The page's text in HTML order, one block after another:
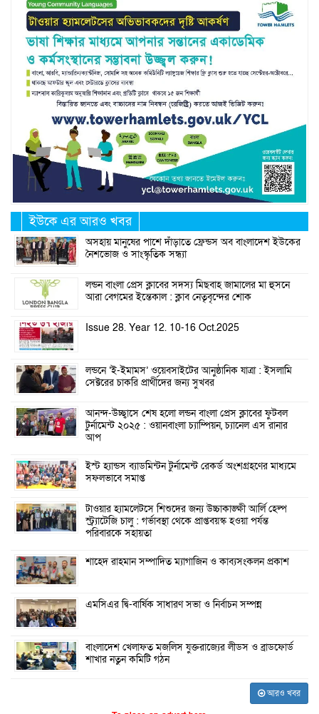
ইউকে এর আরও খবর
অসহায় মানুষের পাশে দাঁড়াতে ফ্রেন্ডস অব বাংলাদেশ ইউকের
নৈশভোজ ও সাংস্কৃতিক সন্ধ্যা
লন্ডন বাংলা প্রেস ক্লাবের সদস্য মিছবাহ জামালের মা হুসনে
আরা বেগমের ইন্তেকাল : ক্লাব নেতৃবৃন্দের শোক
Issue 28. Year 12. 10-16 Oct.2025
লন্ডনে ‘ই-ইমামস’ ওয়েবসাইটের আনুষ্ঠানিক যাত্রা : ইসলামি
সেক্টরের চাকরি প্রার্থীদের জন্য সুখবর
আনন্দ-উচ্ছ্বাসে শেষ হলো লন্ডন বাংলা প্রেস ক্লাবের ফুটবল
টুর্নামেন্ট ২০২৫ : ওয়ানবাংলা চ্যাম্পিয়ন, চ্যানেল এস রানার
আপ
ইস্ট হ্যান্ডস ব্যাডমিন্টন টুর্নামেন্ট রেকর্ড অংশগ্রহণের মাধ্যমে
সফলভাবে সমাপ্ত
টাওয়ার হ্যামলেটসে শিশুদের জন্য উচ্চাকাঙ্ক্ষী আর্লি হেল্প
স্ট্র্যাটেজি চালু : গর্ভাবস্থা থেকে প্রাপ্তবয়স্ক হওয়া পর্যন্ত
পরিবারকে সহায়তা
শাহেদ রাহমান সম্পাদিত ম্যাগাজিন ও কাব্যসংকলন প্রকাশ
এমসিএর দ্বি-বার্ষিক সাধারণ সভা ও নির্বাচন সম্পন্ন
বাংলাদেশ খেলাফত মজলিস যুক্তরাজ্যের লীডস ও ব্রাডফোর্ড
শাখার নতুন কমিটি গঠন
আরও খবর